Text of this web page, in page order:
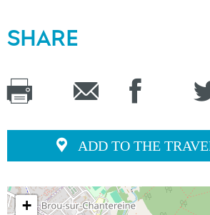
SHARE
ADD TO THE
+